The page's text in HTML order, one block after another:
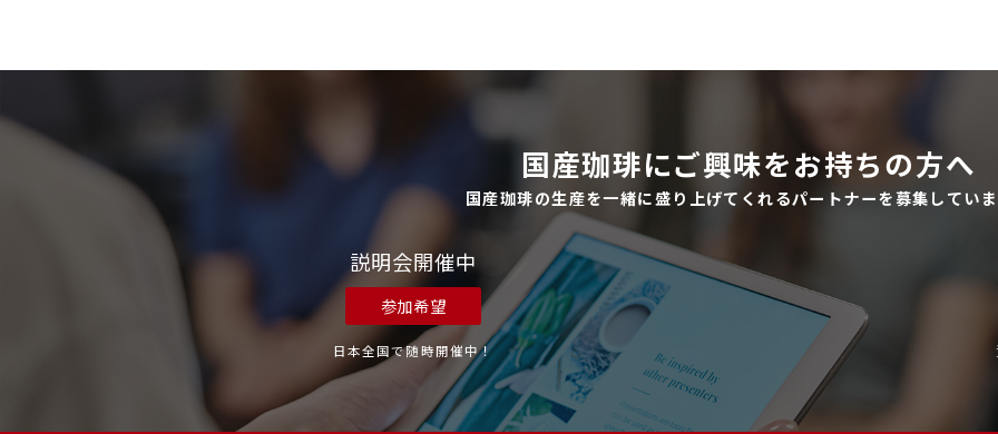
国産珈琲にご興味をお持ちの方へ
国産珈琲の生産を一緒に盛り上げてくれるパートナーを募集してい
説明会開催中
参加希望
日本全国で随時開催中！